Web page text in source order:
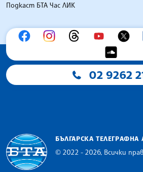
Подкаст БТА Час ЛИК
02 9262
БЪЛГАРСКА ТЕЛЕГРАФНА
© 2022 - 2026, Всички